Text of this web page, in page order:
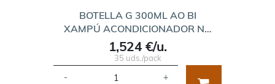
BOTELLA G 300ML AO BI
XAMPÚ ACONDICIONADOR N…
1,524 €/u.
35 uds./pack
- +